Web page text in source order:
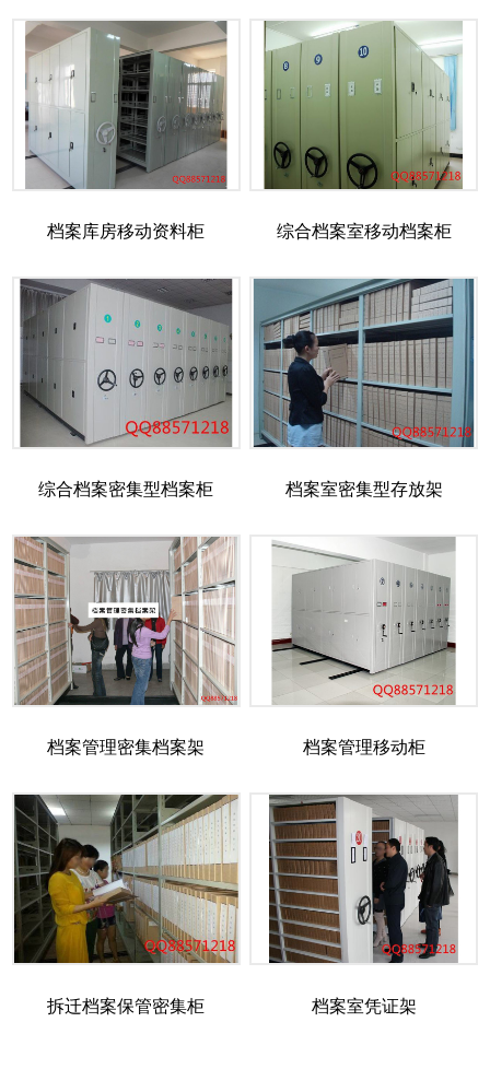
档案库房移动资料柜 综合档案室移动档案柜
综合档案密集型档案柜 档案室密集型存放架
档案管理密集档案架 档案管理移动柜
拆迁档案保管密集柜 档案室凭证架